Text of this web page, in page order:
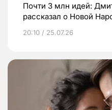
Почти 3 млн идей:
рассказал о Новой
20:10 / 25.07.26